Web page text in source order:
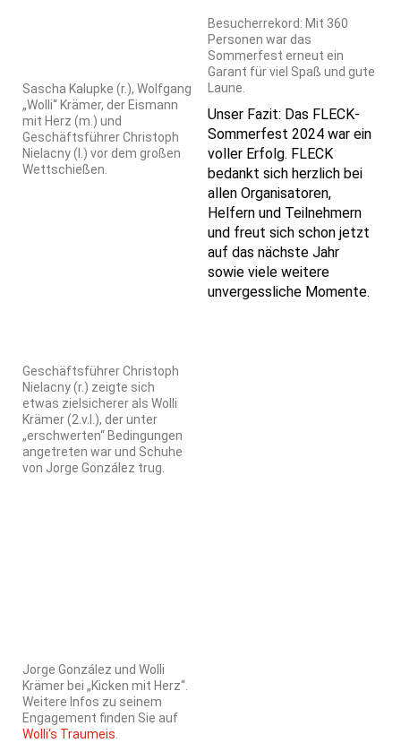
Sascha Kalupke (r.), Wolfgang
„Wolli“ Krämer, der Eismann
mit Herz (m.) und
Geschäftsführer Christoph
Nielacny (l.) vor dem großen
Wettschießen.
Geschäftsführer Christoph
Nielacny (r.) zeigte sich
etwas zielsicherer als Wolli
Krämer (2.v.l.), der unter
„erschwerten“ Bedingungen
angetreten war und Schuhe
von Jorge González trug.
Jorge González und Wolli
Krämer bei „Kicken mit Herz“.
Weitere Infos zu seinem
Engagement finden Sie auf
Wolli‘s Traumeis
Besucherrekord: Mit 360
Personen war das
Sommerfest erneut ein
Garant für viel Spaß und gute
Laune.
Unser Fazit: Das FLECK-
Sommerfest 2024 war ein
voller Erfolg. FLECK
bedankt sich herzlich bei
allen Organisatoren,
Helfern und Teilnehmern
und freut sich schon jetzt
auf das nächste Jahr
sowie viele weitere
unvergessliche Momente.